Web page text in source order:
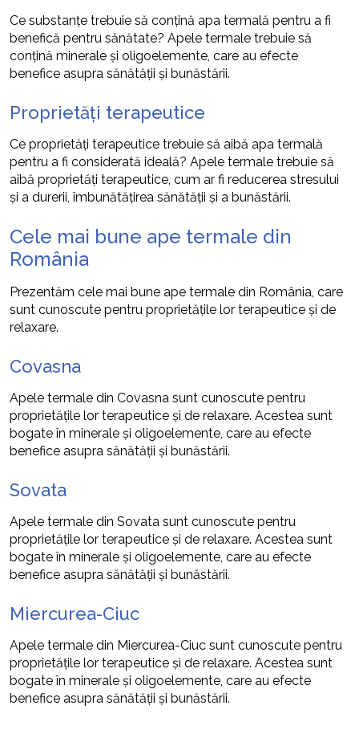
Ce substanțe trebuie să conțină apa termală pentru a fi
benefică pentru sănătate? Apele termale trebuie să
conțină minerale și oligoelemente, care au efecte
benefice asupra sănătății și bunăstării.
Proprietăți terapeutice
Ce proprietăți terapeutice trebuie să aibă apa termală
pentru a fi considerată ideală? Apele termale trebuie să
aibă proprietăți terapeutice, cum ar fi reducerea stresului
și a durerii, îmbunătățirea sănătății și a bunăstării.
Cele mai bune ape termale din
România
Prezentăm cele mai bune ape termale din România, care
sunt cunoscute pentru proprietățile lor terapeutice și de
relaxare.
Covasna
Apele termale din Covasna sunt cunoscute pentru
proprietățile lor terapeutice și de relaxare. Acestea sunt
bogate în minerale și oligoelemente, care au efecte
benefice asupra sănătății și bunăstării.
Sovata
Apele termale din Sovata sunt cunoscute pentru
proprietățile lor terapeutice și de relaxare. Acestea sunt
bogate în minerale și oligoelemente, care au efecte
benefice asupra sănătății și bunăstării.
Miercurea-Ciuc
Apele termale din Miercurea-Ciuc sunt cunoscute pentru
proprietățile lor terapeutice și de relaxare. Acestea sunt
bogate în minerale și oligoelemente, care au efecte
benefice asupra sănătății și bunăstării.